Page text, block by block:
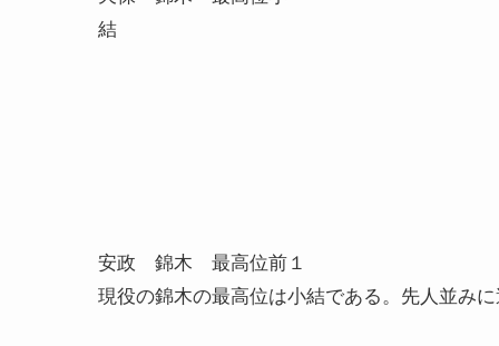
安政 錦木 最高位前１
現役の錦木の最高位は小結である。先人並み